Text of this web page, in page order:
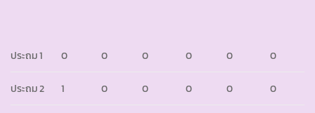
ประถม 1 0 0 0 0 0 0
ประถม 2 1 0 0 0 0 0